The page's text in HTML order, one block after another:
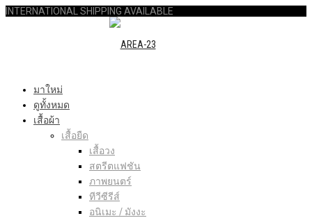
INTERNATIONAL SHIPPING AVAILABLE
มาใหม่
ดูทั้งหมด
เสื้อผ้า
เสื้อยืด
เสื้อวง
สตรีตแฟชัน
ภาพยนตร์
ทีวีซีรีส์
อนิเมะ / มังงะ